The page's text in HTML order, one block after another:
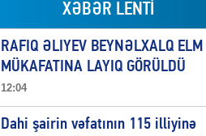
Elşad Abdullayevin
erməniləri
maliyyələşdirən oğlu
niyə Azərbaycana
ekstradisiya olunmur?
XƏBƏR LENTİ
RAFIQ ƏLIYEV BEYNƏLXALQ ELM
MÜKAFATINA LAYIQ GÖRÜLDÜ
12:04
Dahi şairin vəfatının 115 illiyinə